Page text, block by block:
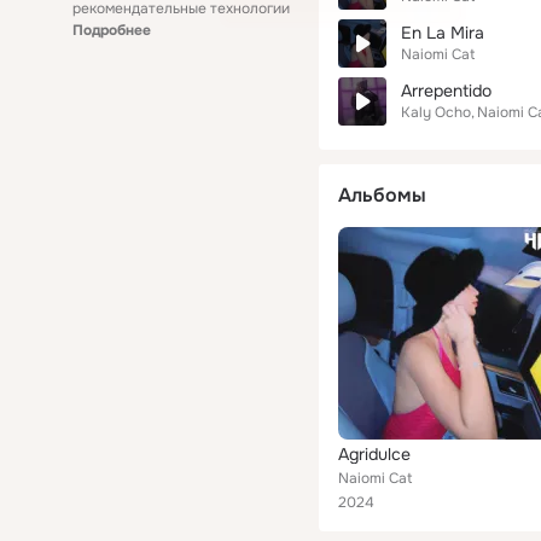
рекомендательные технологии
Подробнее
En La Mira
Naiomi Cat
Arrepentido
Kaly Ocho Naiomi
Альбомы
Agridulce
Naiomi Cat
2024